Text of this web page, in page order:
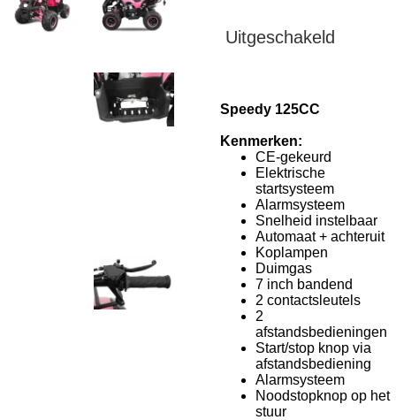
Uitgeschakeld
Speedy 125CC
Kenmerken:
CE-gekeurd
Elektrische
startsysteem
Alarmsysteem
Snelheid instelbaar
Automaat + achteruit
Koplampen
Duimgas
7 inch bandend
2 contactsleutels
2
afstandsbedieningen
Start/stop knop via
afstandsbediening
Alarmsysteem
Noodstopknop op het
stuur